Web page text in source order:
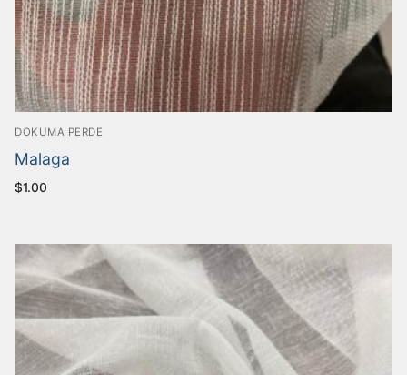
DOKUMA PERDE
Malaga
$1.00